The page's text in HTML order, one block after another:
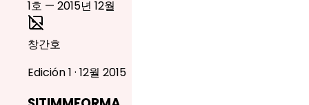
창간호
Edición 1 · 12월 2015